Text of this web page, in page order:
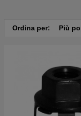
Ordina per: Più